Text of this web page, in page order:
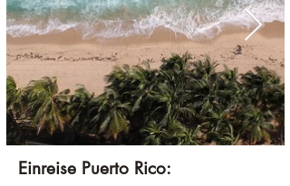
Einreise Puerto Rico: